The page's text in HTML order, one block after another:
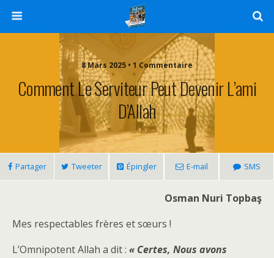
8 Mars 2025 • 1 Commentaire
Comment Le Serviteur Peut Devenir L’ami
D’Allah
Partager Tweeter Épingler E-mail SMS
Osman Nuri Topbaş
Mes respectables frères et sœurs !
L’Omnipotent Allah a dit : « Certes, Nous avons